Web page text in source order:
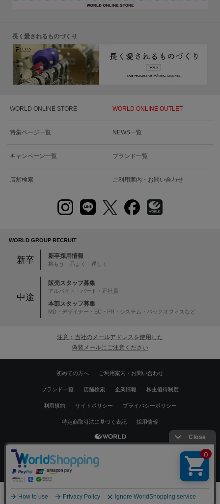
絞り込む
長く愛されるものづくり
WORLD ONLINE STORE WORLD ONLINE OUTLET
特集ページ一覧 NEWS一覧
キャンペーン一覧 ブランド一覧
店舗検索 ご利用案内・お問い合わせ
WORLD GROUP RECRUIT
新卒 新卒採用情報
挑もう 品よく 逞しく
中途
販売スタッフ募集
アルバイト・パート・正社員
本部スタッフ募集
MD・デザイナー・EC・PR・システム・バックオフィスなど
注意：当社のメールアドレスを使用した
偽装メールにご注意ください
初めての方へ ご利用案内・お問い合わせ
ブランド一覧 店舗検索 企業情報 株主優待制度
利用規約 サイトポリシー プライバシーポリシー
特定商取引法に基づく表記 採用情報